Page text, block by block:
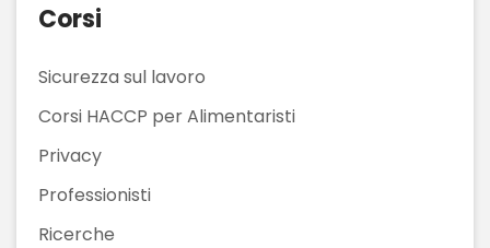
Corsi
Sicurezza sul lavoro
Corsi HACCP per Alimentaristi
Privacy
Professionisti
Ricerche